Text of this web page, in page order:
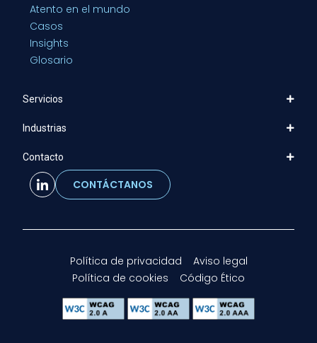
Atento en el mundo
Casos
Insights
Glosario
Servicios
Industrias
Contacto
CONTÁCTANOS
Política de privacidad
Aviso legal
Política de cookies
Código Ético